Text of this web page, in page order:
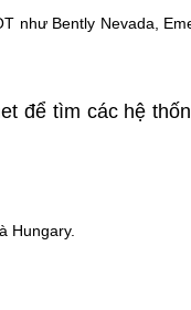
như Bently Nevada,
để tìm các hệ
Hungary.